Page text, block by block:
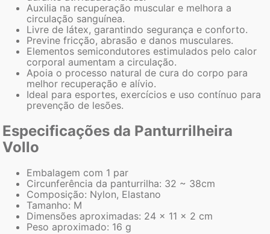
Auxilia na recuperação muscular e melhora a
circulação sanguínea.
Livre de látex, garantindo segurança e conforto.
Previne fricção, abrasão e danos musculares.
Elementos semicondutores estimulados pelo calor
corporal aumentam a circulação.
Apoia o processo natural de cura do corpo para
melhor recuperação e alívio.
Ideal para esportes, exercícios e uso contínuo para
prevenção de lesões.
Especificações da Panturrilheira
Vollo
Embalagem com 1 par
Circunferência da panturrilha: 32 ~ 38cm
Composição: Nylon, Elastano
Tamanho: M
Dimensões aproximadas: 24 x 11 x 2 cm
Peso aproximado: 16 g